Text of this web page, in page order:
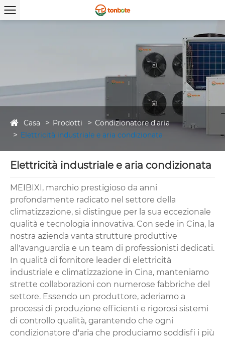
Casa Prodotti
Condizionatore d'aria
Elettricità industriale e aria condizionata
Elettricità industriale e aria condizionata
MEIBIXI, marchio prestigioso da anni
profondamente radicato nel settore della
climatizzazione, si distingue per la sua eccezionale
qualità e tecnologia innovativa. Con sede in Cina, la
nostra azienda vanta strutture produttive
all'avanguardia e un team di professionisti dedicati.
In qualità di fornitore leader di elettricità
industriale e climatizzazione in Cina, manteniamo
strette collaborazioni con numerose fabbriche del
settore. Essendo un produttore, aderiamo a
processi di produzione efficienti e rigorosi sistemi
di controllo qualità, garantendo che ogni
condizionatore d'aria che produciamo soddisfi i più